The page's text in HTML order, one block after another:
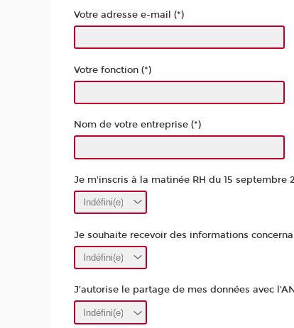
Votre adresse e-mail (*)
Votre fonction (*)
Nom de votre entreprise (*)
Je m'inscris à la matinée RH du 15 septembre
Je souhaite recevoir des informations
J’autorise le partage de mes données avec